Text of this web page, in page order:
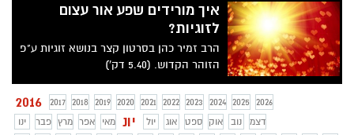
איך מורידים שפע אור עצום
לזוגיות?
הרב זמיר כהן בסרטון קצר בנושא זוגיות ע"פ
הזוהר הקדוש. (5.40 דק')
2016 2017 2018 2019 2020 2021 2022 2023 2024 2025
2026
ינו
פבר מרץ אפר מאי יונ יול אוג ספט אוק נוב
דצמ